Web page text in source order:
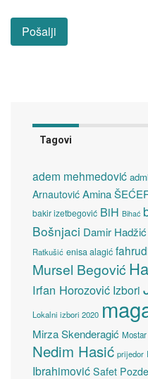
Tagovi
adem mehmedović
Arnautović Amina
bakir izetbegović BiH Bihać
Bošnjaci Damir Hadžić
Ratkušić enisa alagić
Mursel Begović
Irfan Horozović Izbori
Lokalni izbori 2020
Mirza Skenderagić Mostar
Nedim Hasić prijedor
Ibrahimović Safet